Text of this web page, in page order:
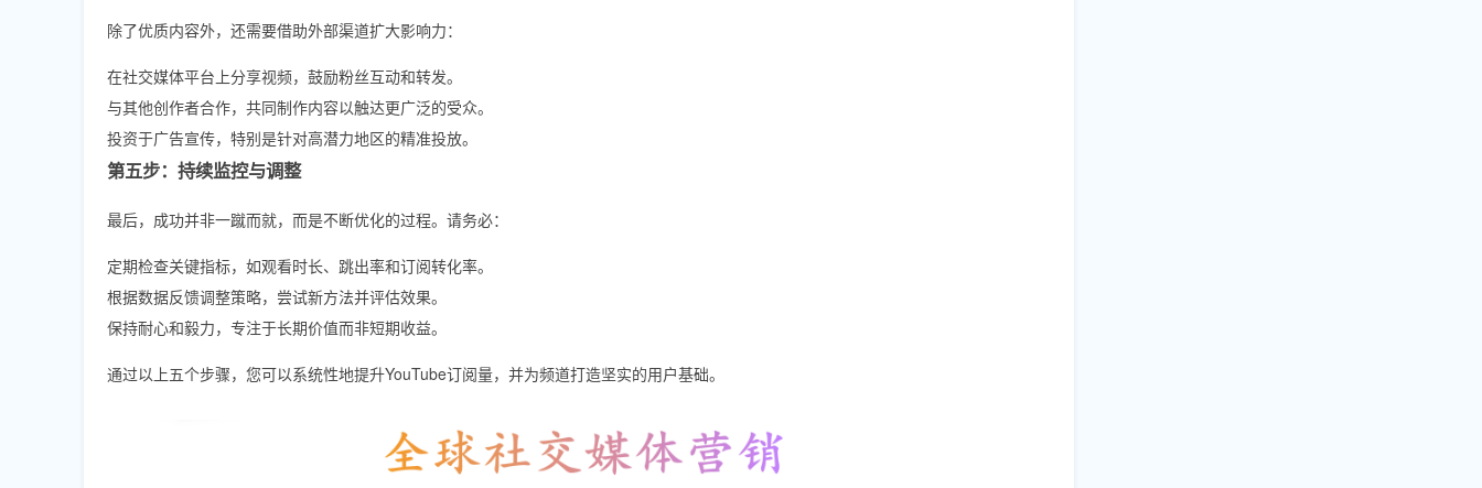
除了优质内容外，还需要借助外部渠道扩大影响力：
在社交媒体平台上分享视频，鼓励粉丝互动和转发。
与其他创作者合作，共同制作内容以触达更广泛的受众。
投资于广告宣传，特别是针对高潜力地区的精准投放。
第五步：持续监控与调整
最后，成功并非一蹴而就，而是不断优化的过程。请务必：
定期检查关键指标，如观看时长、跳出率和订阅转化率。
根据数据反馈调整策略，尝试新方法并评估效果。
保持耐心和毅力，专注于长期价值而非短期收益。
通过以上五个步骤，您可以系统性地提升YouTube订阅量，并为频道打造坚实的用户基础。